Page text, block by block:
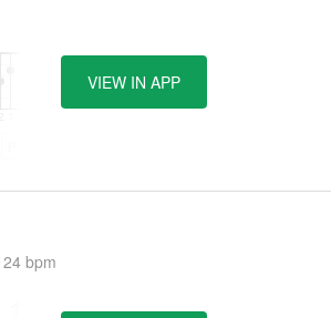
VIEW IN APP
bpm